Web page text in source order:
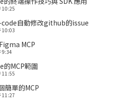
10:25
自動修改github的issue
10:03
MCP
9:34
的MCP範圍
11:55
簡單的MCP
11:27